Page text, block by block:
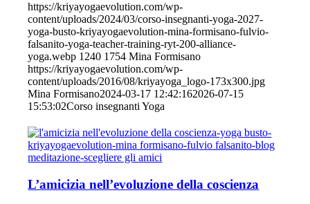
https://kriyayogaevolution.com/wp-
content/uploads/2024/03/corso-insegnanti-yoga-2027-
yoga-busto-kriyayogaevolution-mina-formisano-fulvio-
falsanito-yoga-teacher-training-ryt-200-alliance-
yoga.webp 1240 1754 Mina Formisano
https://kriyayogaevolution.com/wp-
content/uploads/2016/08/kriyayoga_logo-173x300.jpg
Mina Formisano2024-03-17 12:42:162026-07-15
15:53:02Corso insegnanti Yoga
L’amicizia nell’evoluzione della coscienza